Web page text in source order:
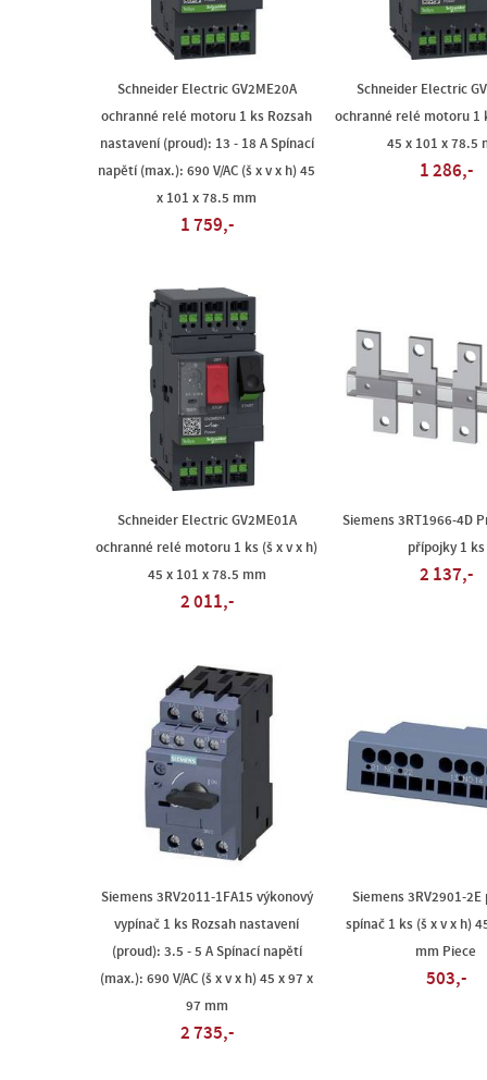
Schneider Electric GV2ME20A
ochranné relé motoru 1 ks Rozsah
nastavení (proud): 13 - 18 A Spínací
napětí (max.): 690 V/AC (š x v x h) 45
x 101 x 78.5 mm
1 759,-
Schneider Electric
ochranné relé motoru 1
45 x 101 x 78.5
1 286,-
Schneider Electric GV2ME01A
ochranné relé motoru 1 ks (š x v x h)
45 x 101 x 78.5 mm
2 011,-
Siemens 3RT1966-4D
přípojky 1 ks
2 137,-
Siemens 3RV2011-1FA15 výkonový
vypínač 1 ks Rozsah nastavení
(proud): 3.5 - 5 A Spínací napětí
(max.): 690 V/AC (š x v x h) 45 x 97 x
97 mm
2 735,-
Siemens 3RV2901-2E
spínač 1 ks (š x v x h)
mm Piece
503,-